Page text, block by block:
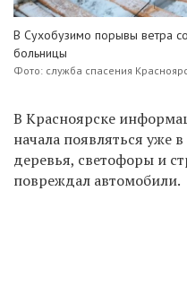
В Сухобузимо порывы ветра
больницы
Фото: служба спасения
В Красноярске
начала появляться уже
деревья, светофоры и
повреждал автомобили.